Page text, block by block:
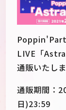
LIVE「
通販いたしま
通販期間：
日)23:59